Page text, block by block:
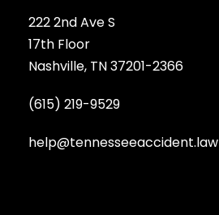
222 2nd Ave S
17th Floor
Nashville, TN 37201-2366
(615) 219-9529
help@tennesseeaccident.law